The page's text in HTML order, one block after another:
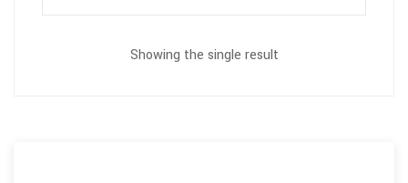
Showing the single result